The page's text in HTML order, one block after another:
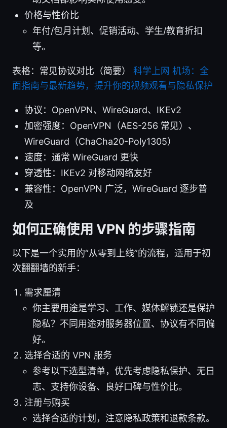
价格与性价比
年付/包月计划、促销活动、学生/教育折扣
等。
表格：常见协议对比（简要） 科学上网 机场：全
面指南与最新趋势，提升你的视频观看与隐私保护
协议：OpenVPN、WireGuard、IKEv2
加密强度：OpenVPN（AES-256 常见）、
WireGuard（ChaCha20-Poly1305）
速度：通常 WireGuard 更快
穿透性：IKEv2 对移动网络友好
兼容性：OpenVPN 广泛，WireGuard 逐步普
及
如何正确使用 VPN 的步骤指南
以下是一个实用的“从零到上线”的流程，适用于初
次翻翻墙的新手：
需求厘清
你主要用途是学习、工作、媒体解锁还是保护
隐私？不同用途对服务器位置、协议有不同偏
好。
选择合适的 VPN 服务
参考以下选型清单，优先考虑隐私保护、无日
志、支持你设备、良好口碑与性价比。
注册与购买
选择合适的计划，注意隐私政策和退款条款。